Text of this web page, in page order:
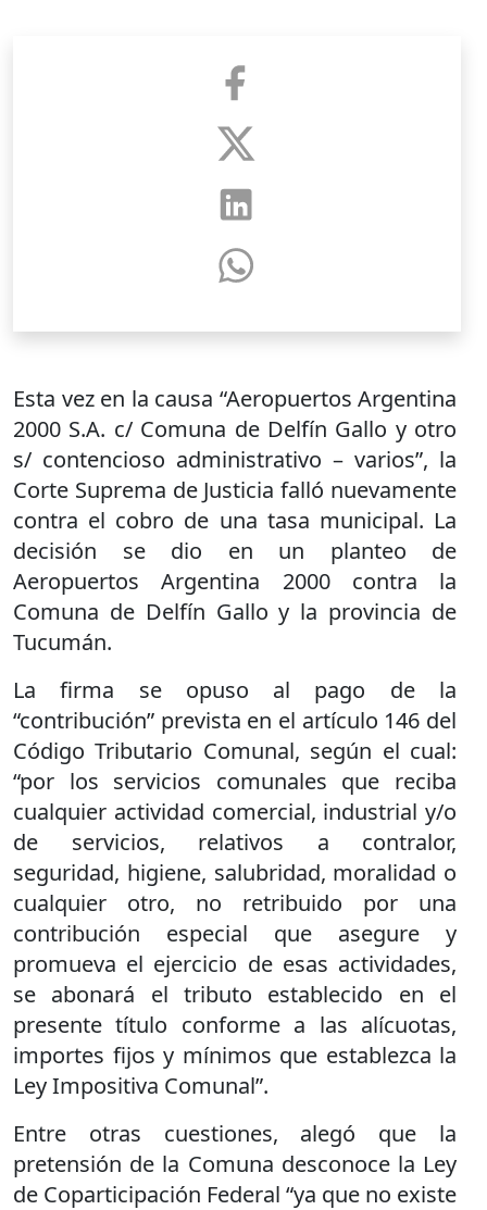
Esta vez en la causa “Aeropuertos Argentina
2000 S.A. c/ Comuna de Delfín Gallo y otro
s/ contencioso administrativo – varios”, la
Corte Suprema de Justicia falló nuevamente
contra el cobro de una tasa municipal. La
decisión se dio en un planteo de
Aeropuertos Argentina 2000 contra la
Comuna de Delfín Gallo y la provincia de
Tucumán.
La firma se opuso al pago de la
“contribución” prevista en el artículo 146 del
Código Tributario Comunal, según el cual:
“por los servicios comunales que reciba
cualquier actividad comercial, industrial y/o
de servicios, relativos a contralor,
seguridad, higiene, salubridad, moralidad o
cualquier otro, no retribuido por una
contribución especial que asegure y
promueva el ejercicio de esas actividades,
se abonará el tributo establecido en el
presente título conforme a las alícuotas,
importes fijos y mínimos que establezca la
Ley Impositiva Comunal”.
Entre otras cuestiones, alegó que la
pretensión de la Comuna desconoce la Ley
de Coparticipación Federal “ya que no existe